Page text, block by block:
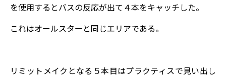
を使用するとバスの反応が出て４本をキャッチした。
これはオールスターと同じエリアである。
リミットメイクとなる５本目はプラクティスで見い出し